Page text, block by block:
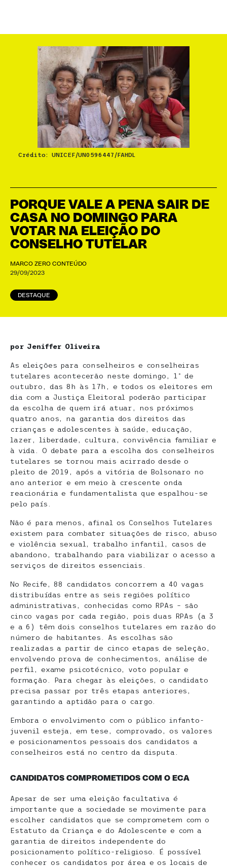
PORQUE VALE A PENA SAIR DE
CASA NO DOMINGO PARA
VOTAR NA ELEIÇÃO DO
CONSELHO TUTELAR
MARCO ZERO CONTEÚDO
29/09/2023
DESTAQUE
Crédito: UNICEF/UN0596447/FAHDL
por Jeniffer Oliveira
As eleições para conselheiros e conselheiras
tutelares acontecerão neste domingo, 1º de
outubro, das 8h às 17h, e todos os eleitores em
dia com a Justiça Eleitoral poderão participar
da escolha de quem irá atuar, nos próximos
quatro anos, na garantia dos direitos das
crianças e adolescentes à saúde, educação,
lazer, liberdade, cultura, convivência familiar e
à vida. O debate para a escolha dos conselheiros
tutelares se tornou mais acirrado desde o
pleito de 2019, após a vitória de Bolsonaro no
ano anterior e em meio à crescente onda
reacionária e fundamentalista que espalhou-se
pelo país.
Não é para menos, afinal os Conselhos Tutelares
existem para combater situações de risco, abuso
e violência sexual, trabalho infantil, casos de
abandono, trabalhando para viabilizar o acesso a
serviços de direitos essenciais.
No Recife, 88 candidatos concorrem a 40 vagas
distribuídas entre as seis regiões político
administrativas, conhecidas como RPAs – são
cinco vagas por cada região, pois duas RPAs (a 3
e a 6) têm dois conselhos tutelares em razão do
número de habitantes. As escolhas são
realizadas a partir de cinco etapas de seleção,
envolvendo prova de conhecimentos, análise de
perfil, exame psicotécnico, voto popular e
formação. Para chegar às eleições, o candidato
precisa passar por três etapas anteriores,
garantindo a aptidão para o cargo.
Embora o envolvimento com o público infanto-
juvenil esteja, em tese, comprovado, os valores
e posicionamentos pessoais dos candidatos a
conselheiros está no centro da disputa.
CANDIDATOS COMPROMETIDOS COM O ECA
Apesar de ser uma eleição facultativa é
importante que a sociedade se movimente para
escolher candidatos que se comprometem com o
Estatuto da Criança e do Adolescente e com a
garantia de direitos independente do
posicionamento político-religioso. É possível
conhecer os candidatos por área e os locais de